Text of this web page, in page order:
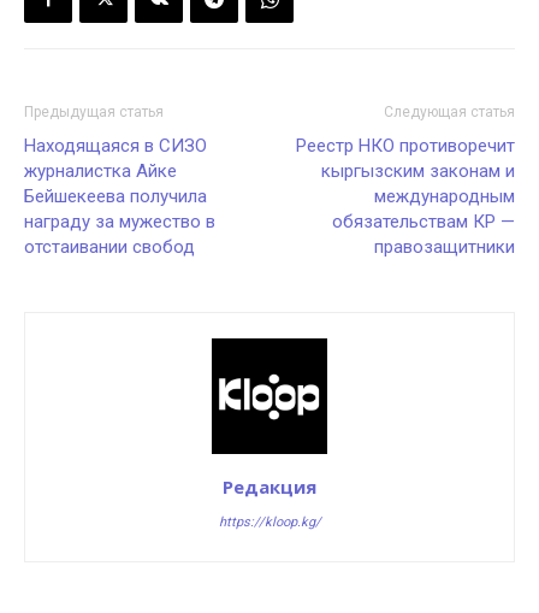
Предыдущая статья
Находящаяся в СИЗО
журналистка Айке
Бейшекеева получила
награду за мужество в
отстаивании свобод
Следующая статья
Реестр НКО противоречит
кыргызским законам и
международным
обязательствам КР —
правозащитники
Редакция
https://kloop.kg/